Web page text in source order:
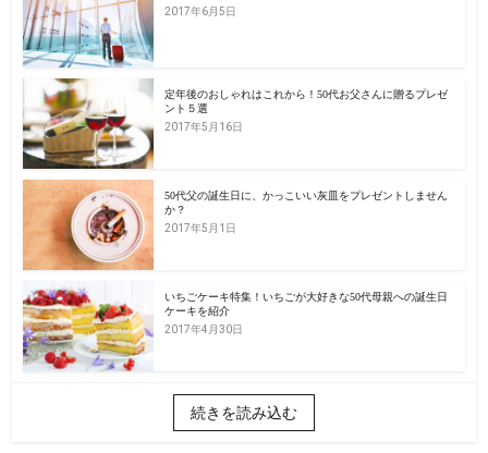
2017年6月5日
定年後のおしゃれはこれから！50代お父さんに贈るプレゼ
ント５選
2017年5月16日
50代父の誕生日に、かっこいい灰皿をプレゼントしません
か？
2017年5月1日
いちごケーキ特集！いちごが大好きな50代母親への誕生日
ケーキを紹介
2017年4月30日
続きを読み込む